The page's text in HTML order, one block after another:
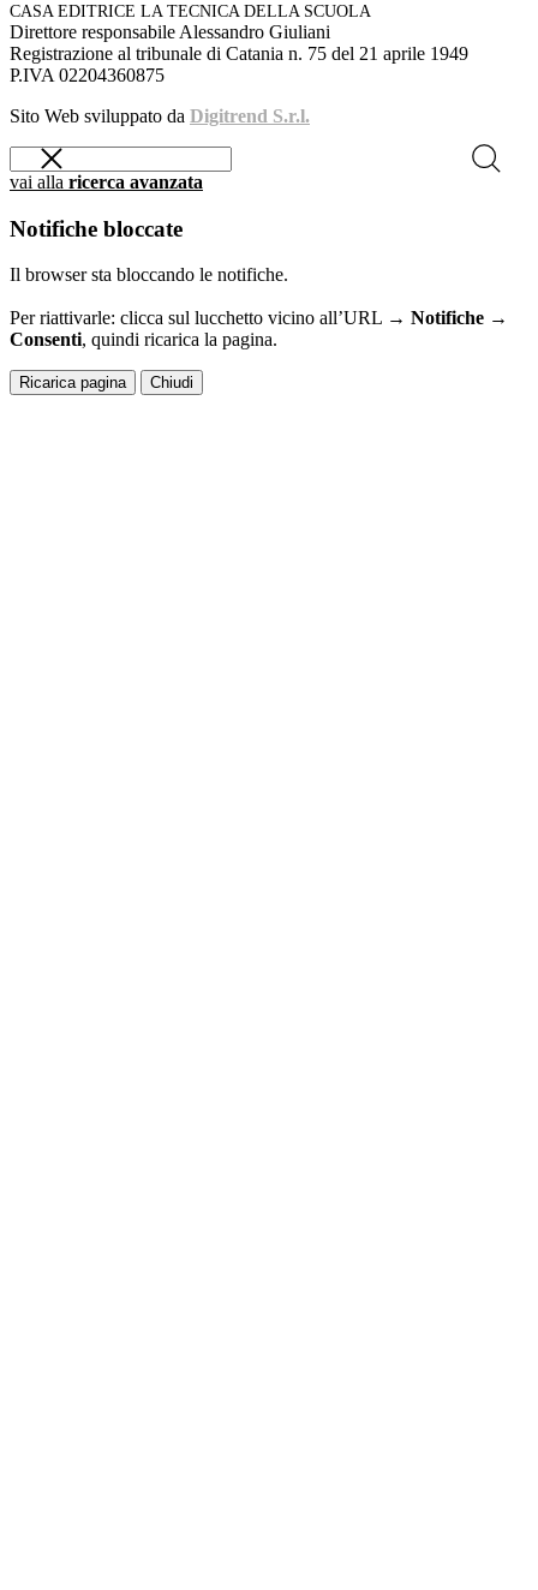
CASA EDITRICE LA TECNICA DELLA SCUOLA
Direttore responsabile Alessandro Giuliani
Registrazione al tribunale di Catania n. 75 del 21 aprile 1949
P.IVA 02204360875
Sito Web sviluppato da Digitrend S.r.l.
vai alla ricerca avanzata
Notifiche bloccate
Il browser sta bloccando le notifiche.
Per riattivarle: clicca sul lucchetto vicino all’URL → Notifiche →
Consenti, quindi ricarica la pagina.
Ricarica pagina Chiudi